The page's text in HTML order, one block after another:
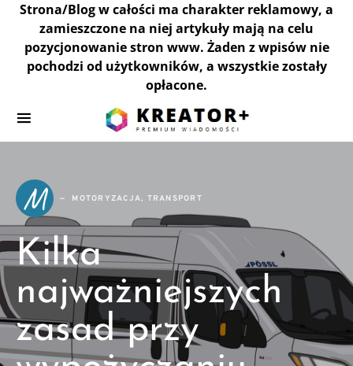
Strona/Blog w całości ma charakter reklamowy, a
zamieszczone na niej artykuły mają na celu
pozycjonowanie stron www. Żaden z wpisów nie
pochodzi od użytkowników, a wszystkie zostały
opłacone.
M MOTORYZACJA, TRANSPORT
Kilka
najważniejszych
zasad przy